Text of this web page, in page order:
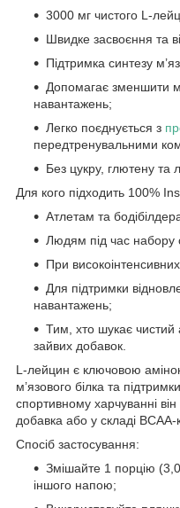
3000 мг чистого L-
Швидке засвоєння та
Підтримка синтезу
Допомагає зменшити
навантажень;
Легко поєднується з
передтренувальними
Без цукру, глютену та
Для кого підходить 100%
Атлетам та
Людям під час набору
При
Для підтримки
навантажень;
Тим, хто шукає чистий
зайвих добавок.
L-лейцин є ключовою
м’язового білка та
спортивному харчуванні
добавка або у складі BCAA-
Спосіб застосування:
Змішайте 1 порцію
іншого напою;